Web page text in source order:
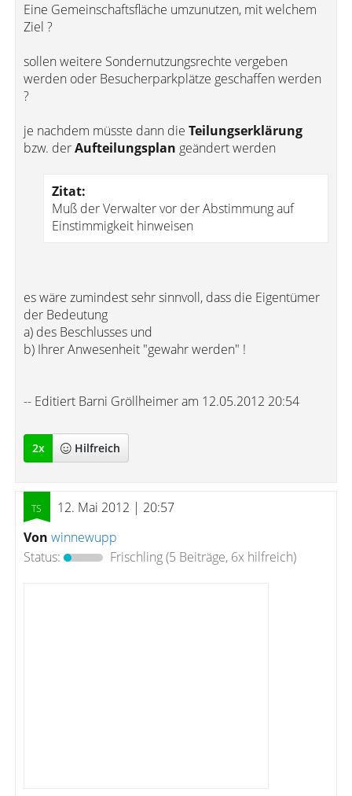
Eine Gemeinschaftsfläche umzunutzen, mit welchem
Ziel ?
sollen weitere Sondernutzungsrechte vergeben
werden oder Besucherparkplätze geschaffen werden
?
je nachdem müsste dann die Teilungserklärung
bzw. derAufteilungsplan geändert werden
Zitat:
Muß der Verwalter vor der Abstimmung auf
Einstimmigkeit hinweisen
es wäre zumindest sehr sinnvoll, dass die Eigentümer
der Bedeutung
a) des Beschlusses und
b) Ihrer Anwesenheit "gewahr werden" !
-- Editiert Barni Gröllheimer am 12.05.2012 20:54
2x Hilfreich
12. Mai 2012 | 20:57
Von winnewupp
Status:
Frischling(5 Beiträge, 6x hilfreich)